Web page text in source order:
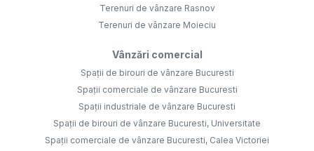
Terenuri de vânzare Rasnov
Terenuri de vânzare Moieciu
Vânzări comercial
Spații de birouri de vânzare Bucuresti
Spații comerciale de vânzare Bucuresti
Spații industriale de vânzare Bucuresti
Spații de birouri de vânzare Bucuresti, Universitate
Spații comerciale de vânzare Bucuresti, Calea Victoriei